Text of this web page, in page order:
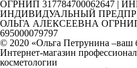
ОГРНИП 317784700062647 |
ИНДИВИДУАЛЬНЫЙ
ОЛЬГА АЛЕКСЕЕВНА ОГРНИП
695000079797
© 2020 «Ольга Петрунина –ваш
Интернет-магазин
косметологии